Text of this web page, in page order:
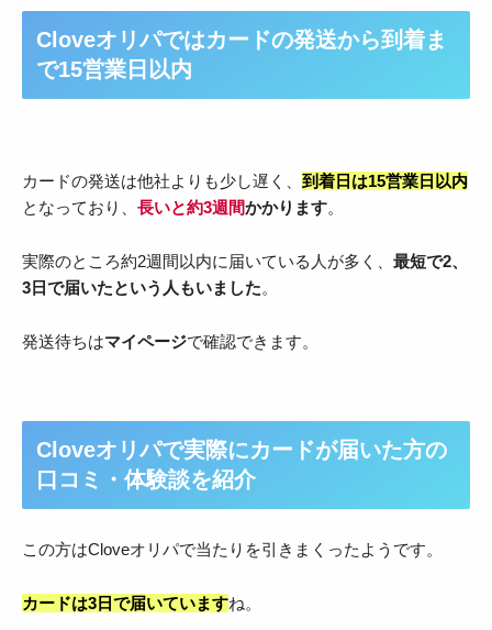
Cloveオリパではカードの発送から到着ま
で15営業日以内
カードの発送は他社よりも少し遅く、 到着日は15営業日以内
となっており、 長いと約3週間かかります。
実際のところ約2週間以内に届いている人が多く、 最短で2、
3日で届いたという人もいました。
発送待ちはマイページで確認できます。
Cloveオリパで実際にカードが届いた方の
口コミ・体験談を紹介
この方はCloveオリパで当たりを引きまくったようです。
カードは3日で届いていますね。